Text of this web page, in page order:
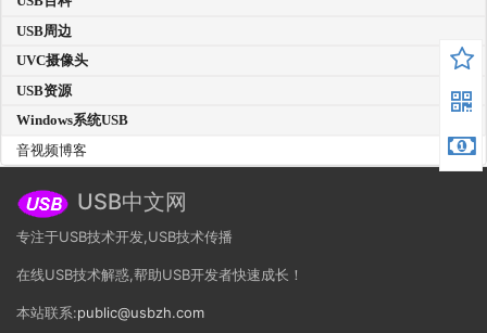
USB周边
UVC摄像头
USB资源
Windows系统USB
音视频博客
USB中文网
专注于USB技术开发,USB技术传播
在线USB技术解惑,帮助USB开发者快速成长！
本站联系:public@usbzh.com